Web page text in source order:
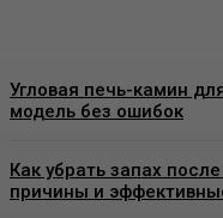
Угловая печь-камин
модель без ошибок
Как убрать запах
причины и